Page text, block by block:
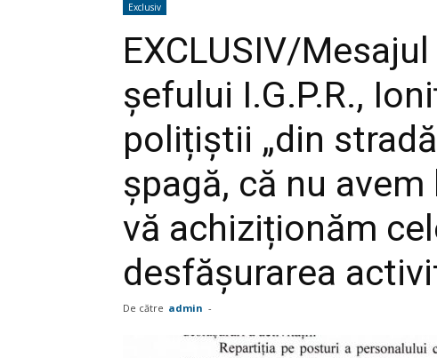
Exclusiv
EXCLUSIV/Mesajul
șefului I.G.P.R.,
polițiștii „din
șpagă, că nu
vă achiziționăm
desfășurarea
De către admin -